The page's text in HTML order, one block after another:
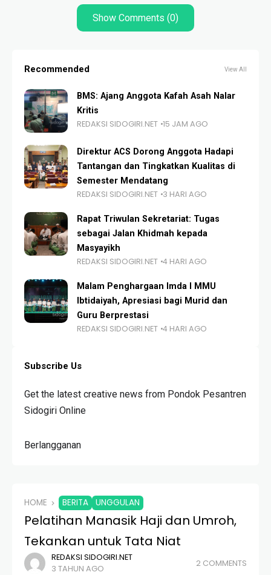
Show Comments (0)
Recommended View All
BMS: Ajang Anggota Kafah Asah Nalar
Kritis
REDAKSI SIDOGIRI.NET 15 JAM AGO
Direktur ACS Dorong Anggota Hadapi
Tantangan dan Tingkatkan Kualitas di
Semester Mendatang
REDAKSI SIDOGIRI.NET 3 HARI AGO
Rapat Triwulan Sekretariat: Tugas
sebagai Jalan Khidmah kepada
Masyayikh
REDAKSI SIDOGIRI.NET 4 HARI AGO
Malam Penghargaan Imda I MMU
Ibtidaiyah, Apresiasi bagi Murid dan
Guru Berprestasi
REDAKSI SIDOGIRI.NET 4 HARI AGO
Subscribe Us
Get the latest creative news from Pondok Pesantren
Sidogiri Online
Berlangganan
HOME BERITA UNGGULAN
Pelatihan Manasik Haji dan Umroh,
Tekankan untuk Tata Niat
REDAKSI SIDOGIRI.NET
3 TAHUN AGO
2 COMMENTS